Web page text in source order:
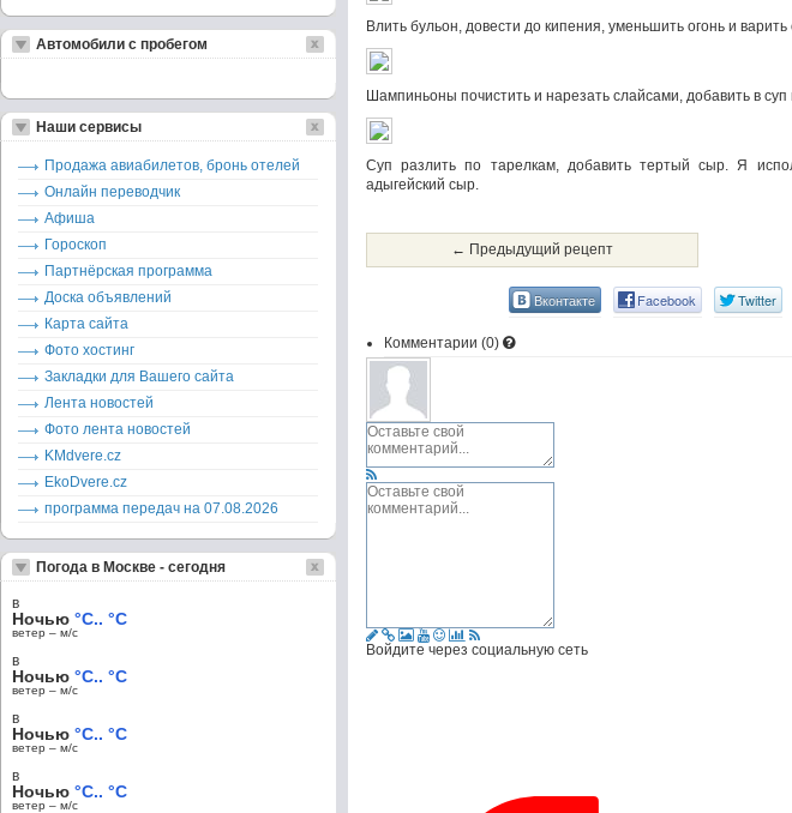
Влить бульон, довести до кипения, уменьшить огонь и варить
Шампиньоны почистить и нарезать слайсами, добавить в
Суп разлить по тарелкам, добавить тертый сыр. Я
адыгейский сыр.
← Предыдущий рецепт
Вконтакте Facebook Twitter
Комментарии (0)
Войдите через социальную сеть
Автомобили с пробегом
Наши сервисы
Продажа авиабилетов, бронь отелей
Онлайн переводчик
Афиша
Гороскоп
Партнёрская программа
Доска объявлений
Карта сайта
Фото хостинг
Закладки для Вашего сайта
Лента новостей
Фото лента новостей
KMdvere.cz
EkoDvere.cz
программа передач на 07.08.2026
Погода в Москве - сегодня
в
Ночью °C.. °C
ветер – м/c
в
Ночью °C.. °C
ветер – м/c
в
Ночью °C.. °C
ветер – м/c
в
Ночью °C.. °C
ветер – м/c